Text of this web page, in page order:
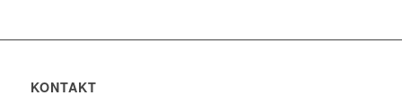
KONTAKT